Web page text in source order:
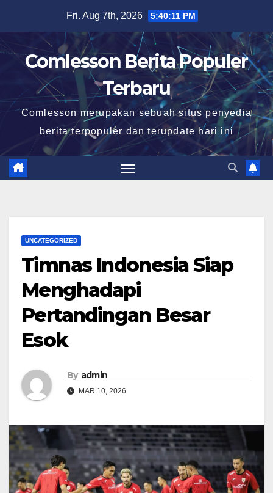
content
Fri. Aug 7th, 2026 5:40:12 PM
Comlesson Berita Populer
Terbaru
Comlesson merupakan sebuah situs penyedia
berita terpopuler dan terupdate hari ini
UNCATEGORIZED
Timnas Indonesia Siap
Menghadapi
Pertandingan Besar
Esok
By admin
MAR 10, 2026